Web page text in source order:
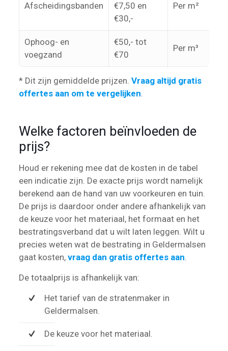
Afscheidingsbanden
€7,50 en
€30,-
Per m²
Ophoog- en
voegzand
€50,- tot
€70
Per m³
* Dit zijn gemiddelde prijzen. Vraag altijd gratis
offertes aan om te vergelijken.
Welke factoren beïnvloeden de
prijs?
Houd er rekening mee dat de kosten in de tabel
een indicatie zijn. De exacte prijs wordt namelijk
berekend aan de hand van uw voorkeuren en tuin.
De prijs is daardoor onder andere afhankelijk van
de keuze voor het materiaal, het formaat en het
bestratingsverband dat u wilt laten leggen. Wilt u
precies weten wat de bestrating in Geldermalsen
gaat kosten, vraag dan gratis offertes aan.
De totaalprijs is afhankelijk van:
Het tarief van de stratenmaker in
Geldermalsen.
De keuze voor het materiaal.